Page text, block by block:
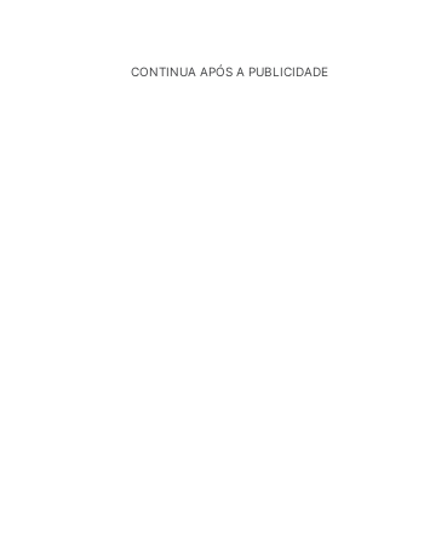
CONTINUA APÓS A PUBLICIDADE